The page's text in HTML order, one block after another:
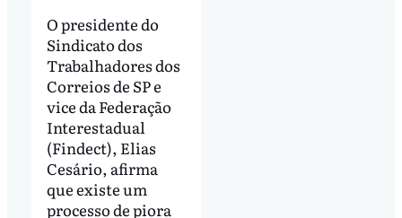
O presidente do
Sindicato dos
Trabalhadores dos
Correios de SP e
vice da Federação
Interestadual
(Findect), Elias
Cesário, afirma
que existe um
processo de piora